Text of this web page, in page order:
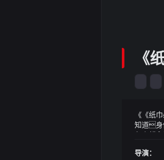
《
《《纸
知道身
象身体
布元旦
《《纸
支持大
众仙明
导演：